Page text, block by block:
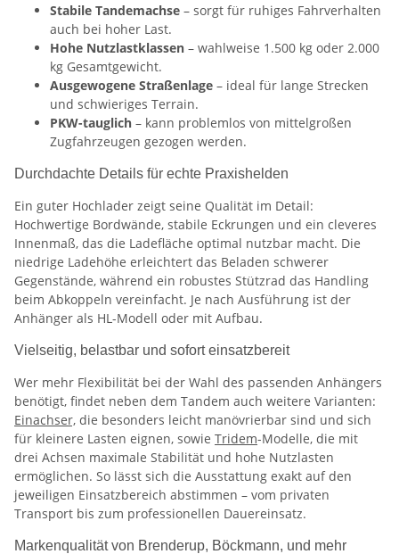
Stabile Tandemachse – sorgt für ruhiges Fahrverhalten
auch bei hoher Last.
Hohe Nutzlastklassen – wahlweise 1.500 kg oder 2.000
kg Gesamtgewicht.
Ausgewogene Straßenlage – ideal für lange Strecken
und schwieriges Terrain.
PKW-tauglich – kann problemlos von mittelgroßen
Zugfahrzeugen gezogen werden.
Durchdachte Details für echte Praxishelden
Ein guter Hochlader zeigt seine Qualität im Detail:
Hochwertige Bordwände, stabile Eckrungen und ein cleveres
Innenmaß, das die Ladefläche optimal nutzbar macht. Die
niedrige Ladehöhe erleichtert das Beladen schwerer
Gegenstände, während ein robustes Stützrad das Handling
beim Abkoppeln vereinfacht. Je nach Ausführung ist der
Anhänger als HL-Modell oder mit Aufbau.
Vielseitig, belastbar und sofort einsatzbereit
Wer mehr Flexibilität bei der Wahl des passenden Anhängers
benötigt, findet neben dem Tandem auch weitere Varianten:
Einachser, die besonders leicht manövrierbar sind und sich
für kleinere Lasten eignen, sowie Tridem-Modelle, die mit
drei Achsen maximale Stabilität und hohe Nutzlasten
ermöglichen. So lässt sich die Ausstattung exakt auf den
jeweiligen Einsatzbereich abstimmen – vom privaten
Transport bis zum professionellen Dauereinsatz.
Markenqualität von Brenderup, Böckmann, und mehr